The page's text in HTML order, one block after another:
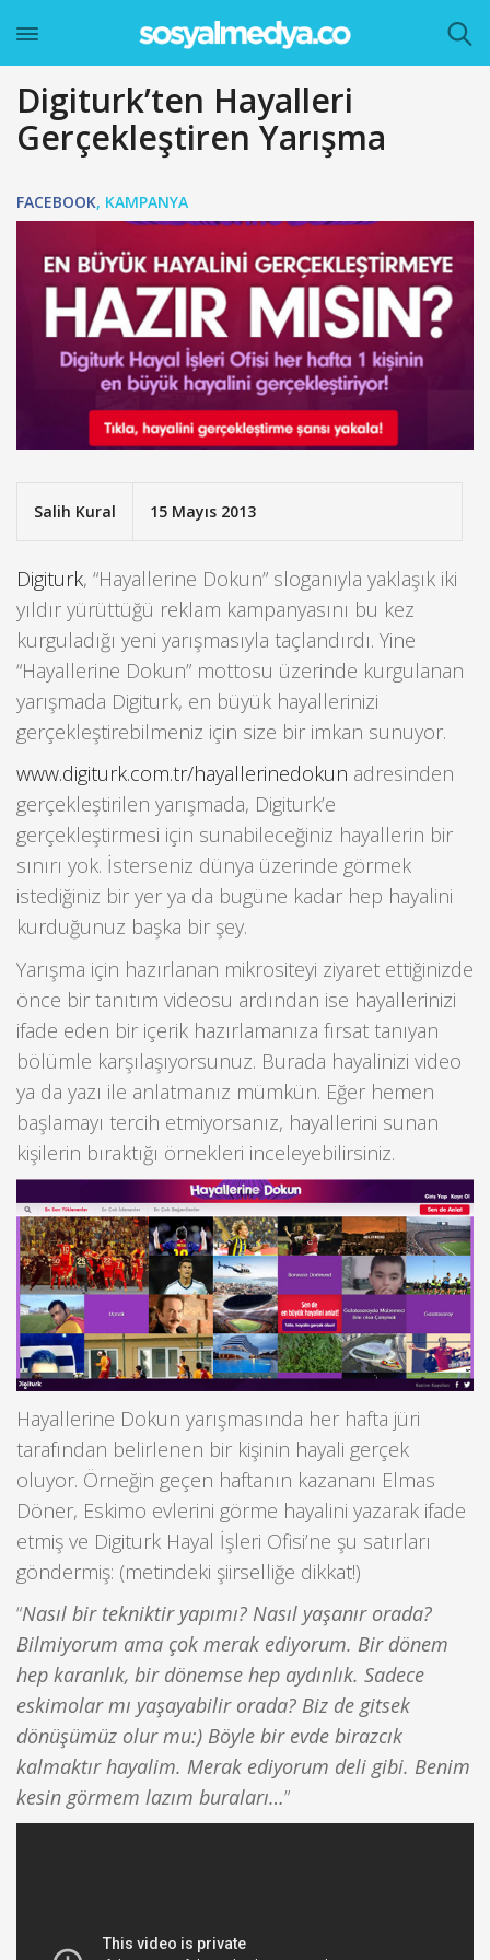
Digiturk’ten Hayalleri
Gerçekleştiren Yarışma
FACEBOOK, KAMPANYA
Salih Kural 15 Mayıs 2013
Digiturk, “Hayallerine Dokun” sloganıyla yaklaşık iki
yıldır yürüttüğü reklam kampanyasını bu kez
kurguladığı yeni yarışmasıyla taçlandırdı. Yine
“Hayallerine Dokun” mottosu üzerinde kurgulanan
yarışmada Digiturk, en büyük hayallerinizi
gerçekleştirebilmeniz için size bir imkan sunuyor.
www.digiturk.com.tr/hayallerinedokun adresinden
gerçekleştirilen yarışmada, Digiturk’e
gerçekleştirmesi için sunabileceğiniz hayallerin bir
sınırı yok. İsterseniz dünya üzerinde görmek
istediğiniz bir yer ya da bugüne kadar hep hayalini
kurduğunuz başka bir şey.
Yarışma için hazırlanan mikrositeyi ziyaret ettiğinizde
önce bir tanıtım videosu ardından ise hayallerinizi
ifade eden bir içerik hazırlamanıza fırsat tanıyan
bölümle karşılaşıyorsunuz. Burada hayalinizi video
ya da yazı ile anlatmanız mümkün. Eğer hemen
başlamayı tercih etmiyorsanız, hayallerini sunan
kişilerin bıraktığı örnekleri inceleyebilirsiniz.
Hayallerine Dokun yarışmasında her hafta jüri
tarafından belirlenen bir kişinin hayali gerçek
oluyor. Örneğin geçen haftanın kazananı Elmas
Döner, Eskimo evlerini görme hayalini yazarak ifade
etmiş ve Digiturk Hayal İşleri Ofisi’ne şu satırları
göndermiş: (metindeki şiirselliğe dikkat!)
“Nasıl bir tekniktir yapımı? Nasıl yaşanır orada?
Bilmiyorum ama çok merak ediyorum. Bir dönem
hep karanlık, bir dönemse hep aydınlık. Sadece
eskimolar mı yaşayabilir orada? Biz de gitsek
dönüşümüz olur mu:) Böyle bir evde birazcık
kalmaktır hayalim. Merak ediyorum deli gibi. Benim
kesin görmem lazım buraları…”